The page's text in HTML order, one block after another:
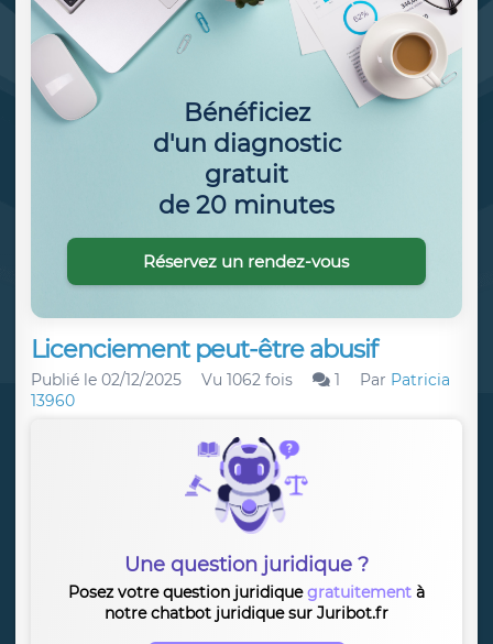
Licenciement peut-être abusif
Publié le 02/12/2025 Vu 1062 fois 1 Par Patricia
13960
Une question juridique ?
Posez votre question juridiquegratuitement à
notre chatbot juridique sur Juribot.fr
Bénéficiez
d'un diagnostic
gratuit
de 20 minutes
Réservez un rendez-vous